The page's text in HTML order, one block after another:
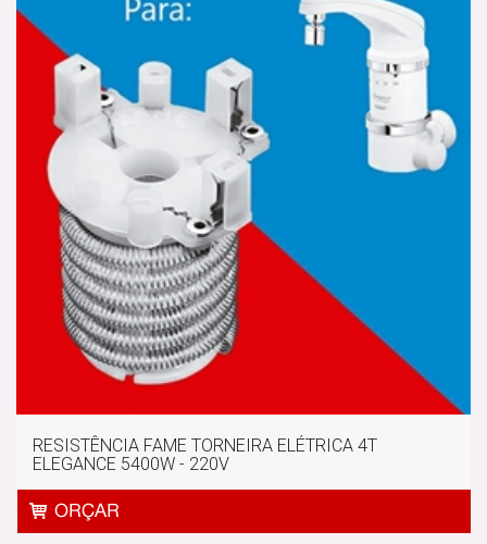
RESISTÊNCIA FAME TORNEIRA ELÉTRICA 4T
ELEGANCE 5400W - 220V